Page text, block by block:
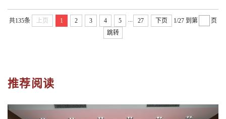
共135条 上页 1 2 3 4 5 ... 27 下页 1/27 到第
页
跳转
推荐阅读